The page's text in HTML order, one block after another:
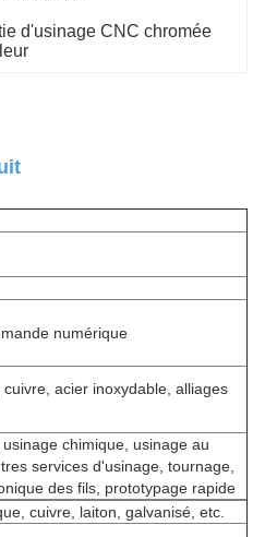
d'usinage CNC chromée
numérique
acier inoxydable, alliages
chimique, usinage au
services d'usinage, tournage,
des fils, prototypage rapide
cuivre, laiton, galvanisé, etc.